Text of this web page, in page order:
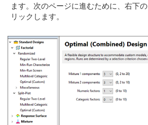
ます。次のページに進むために、右下
リックします。